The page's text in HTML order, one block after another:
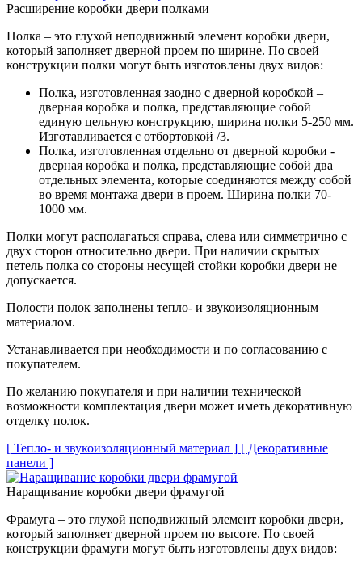
Расширение коробки двери полками
Полка – это глухой неподвижный элемент коробки двери,
который заполняет дверной проем по ширине. По своей
конструкции полки могут быть изготовлены двух видов:
Полка, изготовленная заодно с дверной коробкой –
дверная коробка и полка, представляющие собой
единую цельную конструкцию, ширина полки 5-250 мм.
Изготавливается с отбортовкой /3.
Полка, изготовленная отдельно от дверной коробки -
дверная коробка и полка, представляющие собой два
отдельных элемента, которые соединяются между собой
во время монтажа двери в проем. Ширина полки 70-
1000 мм.
Полки могут располагаться справа, слева или симметрично с
двух сторон относительно двери. При наличии скрытых
петель полка со стороны несущей стойки коробки двери не
допускается.
Полости полок заполнены тепло- и звукоизоляционным
материалом.
Устанавливается при необходимости и по согласованию с
покупателем.
По желанию покупателя и при наличии технической
возможности комплектация двери может иметь декоративную
отделку полок.
[ Тепло- и звукоизоляционный материал ] [ Декоративные
панели ]
Наращивание коробки двери фрамугой
Фрамуга – это глухой неподвижный элемент коробки двери,
который заполняет дверной проем по высоте. По своей
конструкции фрамуги могут быть изготовлены двух видов: